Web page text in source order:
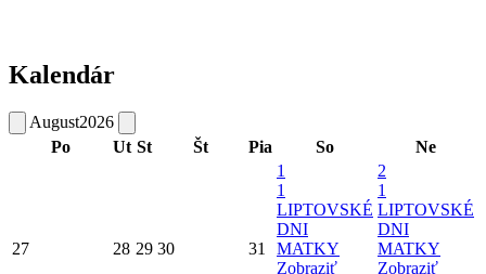
Kalendár
August2026
Po
Ut St Št Pia So Ne
27 28 29 30 31
1
1
LIPTOVSKÉ
DNI
MATKY
Zobraziť
2
1
LIPTOVSKÉ
DNI
MATKY
Zobraziť